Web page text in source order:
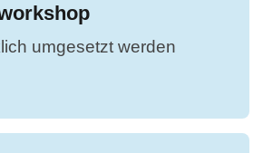
umgesetzt werden